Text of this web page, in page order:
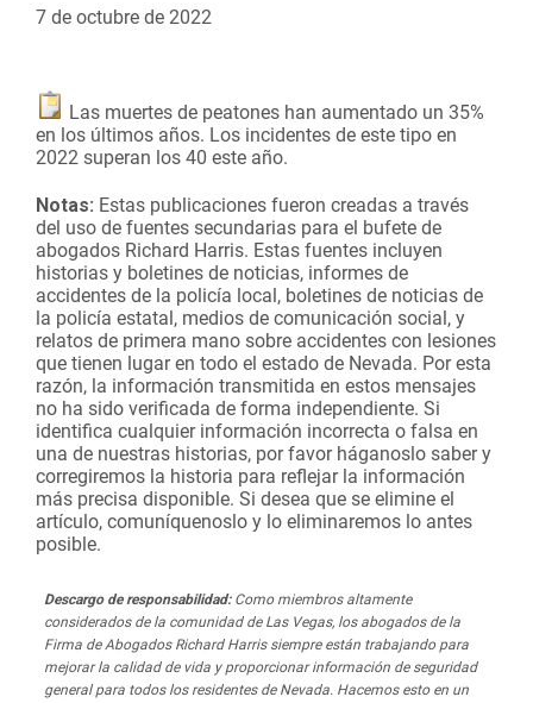
7 de octubre de 2022
Las muertes de peatones han aumentado un 35%
en los últimos años. Los incidentes de este tipo en
2022 superan los 40 este año.
Notas: Estas publicaciones fueron creadas a través
del uso de fuentes secundarias para el bufete de
abogados Richard Harris. Estas fuentes incluyen
historias y boletines de noticias, informes de
accidentes de la policía local, boletines de noticias de
la policía estatal, medios de comunicación social, y
relatos de primera mano sobre accidentes con lesiones
que tienen lugar en todo el estado de Nevada. Por esta
razón, la información transmitida en estos mensajes
no ha sido verificada de forma independiente. Si
identifica cualquier información incorrecta o falsa en
una de nuestras historias, por favor háganoslo saber y
corregiremos la historia para reflejar la información
más precisa disponible. Si desea que se elimine el
artículo, comuníquenoslo y lo eliminaremos lo antes
posible.
Descargo de responsabilidad:Como miembros altamente
considerados de la comunidad de Las Vegas, los abogados de la
Firma de Abogados Richard Harris siempre están trabajando para
mejorar la calidad de vida y proporcionar información de seguridad
general para todos los residentes de Nevada. Hacemos esto en un